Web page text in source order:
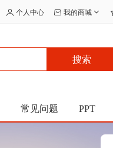
个人中心 我的商城
搜索
常见问题 PPT